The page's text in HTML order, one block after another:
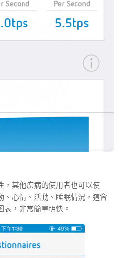
，其他疾病的使用者也可以使
、心情、活動、睡眠情況，這會
表，非常簡單明快。